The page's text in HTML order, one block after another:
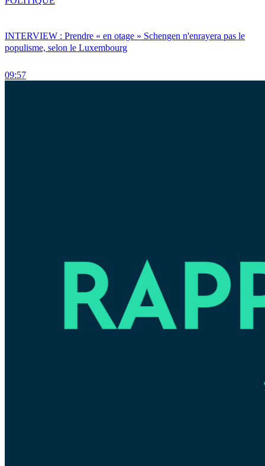
INTERVIEW : Prendre « en otage » Schengen n'enrayera pas le
populisme, selon le Luxembourg
09:57